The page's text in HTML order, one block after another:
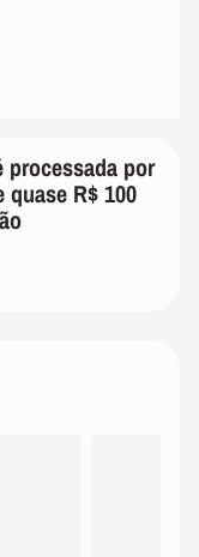
processada por
R$ 100